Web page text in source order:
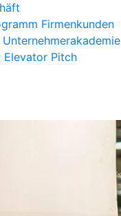
Firmenkunden
Elevator Pitch